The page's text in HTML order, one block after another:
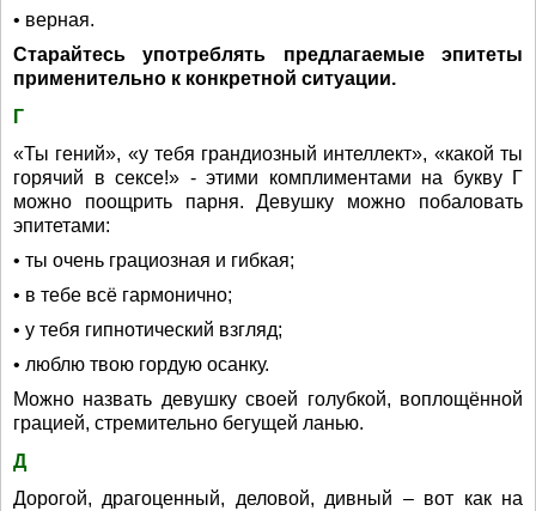
• верная.
Старайтесь употреблять предлагаемые эпитеты
применительно к конкретной ситуации.
Г
«Ты гений», «у тебя грандиозный интеллект», «какой ты
горячий в сексе!» - этими комплиментами на букву Г
можно поощрить парня. Девушку можно побаловать
эпитетами:
• ты очень грациозная и гибкая;
• в тебе всё гармонично;
• у тебя гипнотический взгляд;
• люблю твою гордую осанку.
Можно назвать девушку своей голубкой, воплощённой
грацией, стремительно бегущей ланью.
Д
Дорогой, драгоценный, деловой, дивный – вот как на